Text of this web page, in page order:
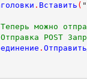
. Вставить (
можно
POST
.